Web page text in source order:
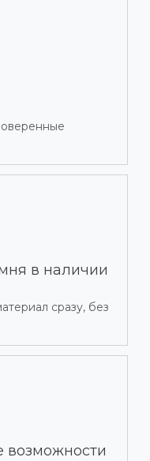
в наличии
сразу, без
возможности